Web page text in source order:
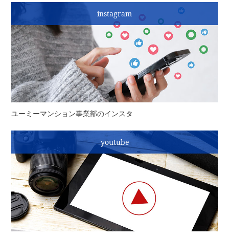
instagram
ユーミーマンション事業部のインスタ
youtube